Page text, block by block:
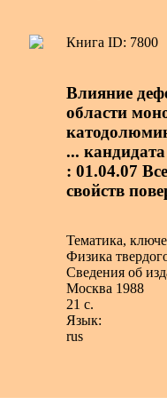
Книга ID: 7800
Влияние
области
...
: 01.04.07
свойств
Тематика,
Физика
Сведения об
Москва 1988
21 с.
Язык:
rus